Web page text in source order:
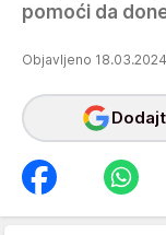
pomoći da
Objavljeno